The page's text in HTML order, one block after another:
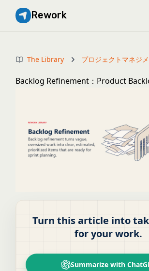
Rework
The Library プロジェクトマネジ
Backlog Refinement：Product
Turn this article into
for your work.
Summarize with